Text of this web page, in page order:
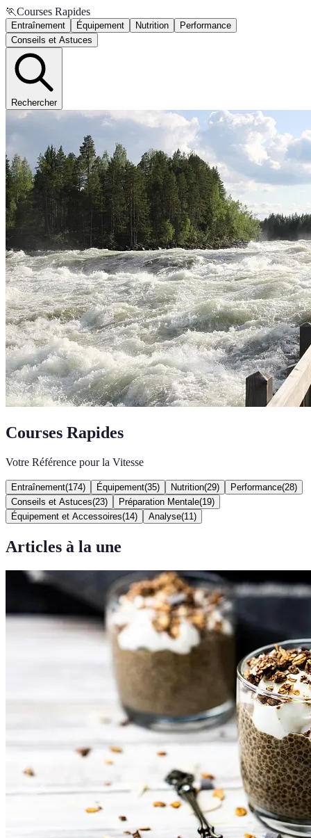
🏃Courses Rapides
Entraînement Équipement Nutrition
Performance
Conseils et Astuces
Rechercher
Courses Rapides
Votre Référence pour la Vitesse
Entraînement(174) Équipement(35) Nutrition(29) Performance(28)
Conseils et Astuces(23) Préparation Mentale(19)
Équipement et Accessoires(14) Analyse(11 )
Articles à la une